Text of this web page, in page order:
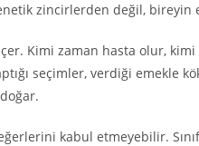
zincirlerden değil,
Kimi zaman hasta olur,
seçimler, verdiği emekle
kabul etmeyebilir.